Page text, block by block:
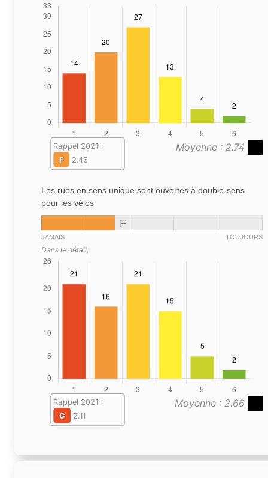
Moyenne : 2.74
Rappel 2021 :
F
2.46
Les rues en sens unique sont ouvertes à double-sens
pour les vélos
F
JAMAIS TOUJOURS
Dans le détail,
Moyenne : 2.66
Rappel 2021 :
G
2.11